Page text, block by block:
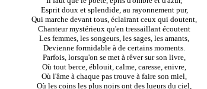
Esprit doux et splendide, au rayonnement pur,
Qui marche devant tous, éclairant ceux qui doutent,
Chanteur mystérieux qu'en tressaillant écoutent
Les femmes, les songeurs, les sages, les amants,
Devienne formidable à de certains moments.
Parfois, lorsqu'on se met à rêver sur son livre,
Où tout berce, éblouit, calme, caresse, enivre,
Où l'âme à chaque pas trouve à faire son miel,
Où les coins les plus noirs ont des lueurs du ciel,